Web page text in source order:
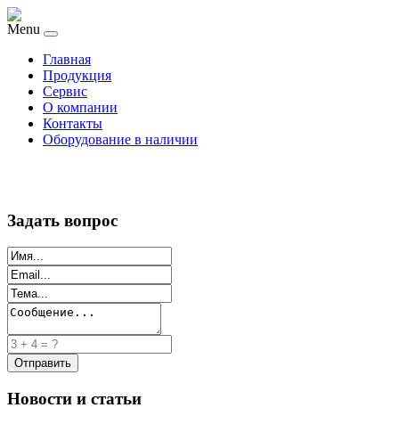
Menu
Главная
Продукция
Сервис
О компании
Контакты
Оборудование в наличии
Задать вопрос
Новости и статьи